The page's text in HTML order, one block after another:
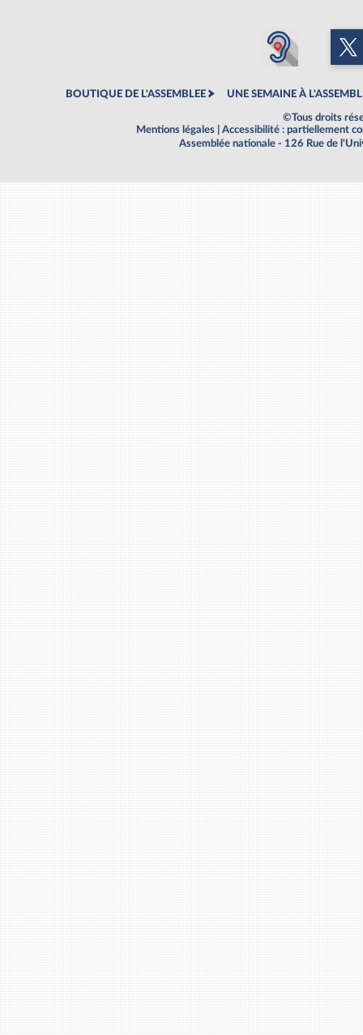
BOUTIQUE DE L'ASSEMBLEE UNE SEMAINE À
©Tous droits
Mentions légales
Accessibilité : partiellement
Assemblée nationale - 126 Rue de